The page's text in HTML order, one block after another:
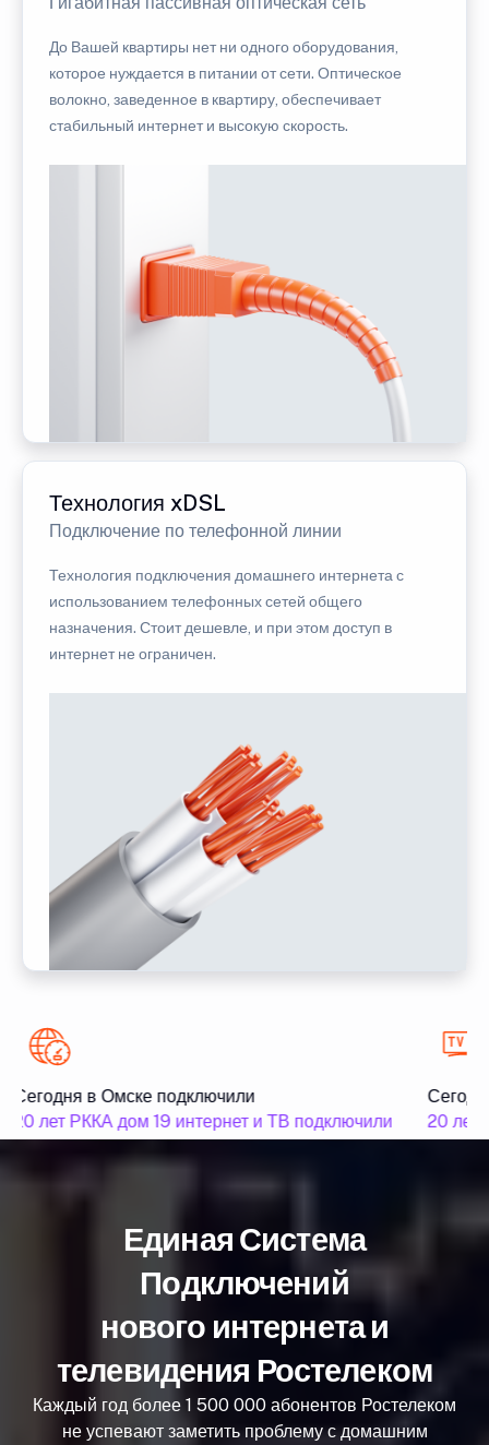
До Вашей квартиры нет ни одного оборудования,
которое нуждается в питании от сети. Оптическое
волокно, заведенное в квартиру, обеспечивает
стабильный интернет и высокую скорость.
Технология xDSL
Подключение по телефонной линии
Технология подключения домашнего интернета с
использованием телефонных сетей общего
назначения. Стоит дешевле, и при этом доступ в
интернет не ограничен.
Сегодня в Омске подключили
20 лет РККА дом 19 интернет и ТВ подключили
20 лет
Единая Система
Подключений
нового интернета и
телевидения Ростелеком
Каждый год более 1 500 000 абонентов Ростелеком
не успевают заметить проблему с домашним